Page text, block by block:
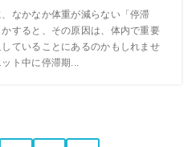
なかなか体重が減らない「停滞
すると、その原因は、体内で重要
ていることにあるのかもしれませ
ト中に停滞期...